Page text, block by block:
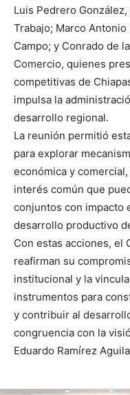
Luis Pedrero
Trabajo; Marco
Campo; y Conrado de
Comercio, quienes
competitivas de
impulsa la
desarrollo regional.
La reunión permitió
para explorar
económica y
interés común que
conjuntos con impacto
desarrollo productivo
Con estas acciones, el
reafirman su
institucional y la
instrumentos para
y contribuir al
congruencia con la
Eduardo Ramírez